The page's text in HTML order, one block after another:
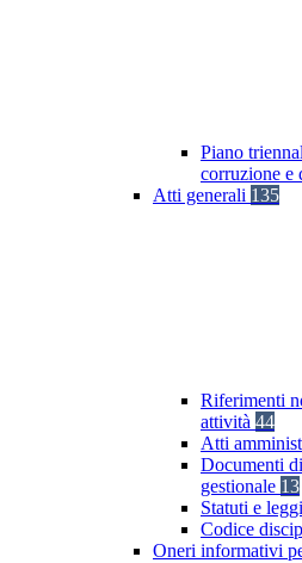
Piano
corruzione e
Atti generali 135
Riferimenti
attività 44
Atti
Documenti
gestionale 13
Statuti e
Codice
Oneri informativi